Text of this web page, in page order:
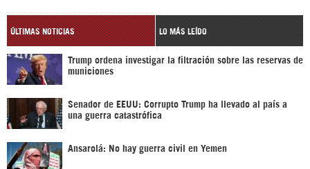
ÚLTIMAS NOTICIAS LO MÁS LEÍDO
Trump ordena investigar la filtración sobre las reservas de
municiones
Senador de EEUU: Corrupto Trump ha llevado al país a
una guerra catastrófica
Ansarolá: No hay guerra civil en Yemen